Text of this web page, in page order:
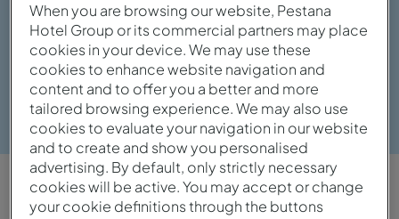
Ver galeria
VISTA GERAL
When you are browsing our website, Pestana
Hotel Group or its commercial partners may place
cookies in your device. We may use these
cookies to enhance website navigation and
content and to offer you a better and more
tailored browsing experience. We may also use
cookies to evaluate your navigation in our website
and to create and show you personalised
advertising. By default, only strictly necessary
cookies will be active. You may accept or change
your cookie definitions through the buttons